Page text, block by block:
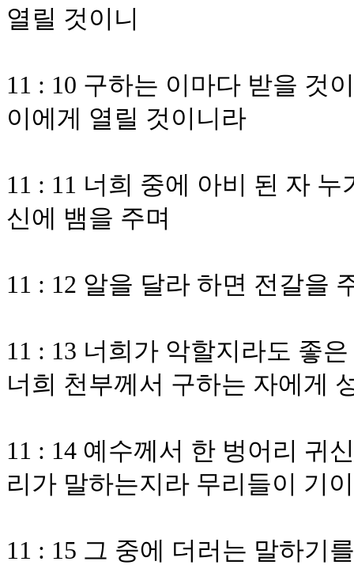
열릴 것이니
11 : 10 구하는 이마다 받을 것
이에게 열릴 것이니라
11 : 11 너희 중에 아비 된 자
신에 뱀을 주며
11 : 12 알을 달라 하면 전갈을
11 : 13 너희가 악할지라도 좋
너희 천부께서 구하는 자에게
11 : 14 예수께서 한 벙어리 귀
리가 말하는지라 무리들이 기
11 : 15 그 중에 더러는 말하기